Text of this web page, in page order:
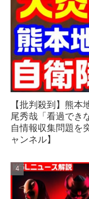
【批判殺到】熊
尾秀哉「看過でき
自情報収集問題を
ャンネル】